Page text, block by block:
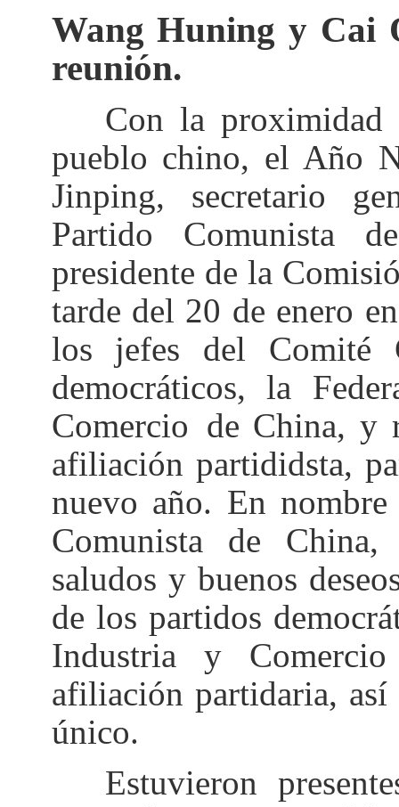
Wang Huning y Cai
reunión.
Con la proximidad
pueblo chino, el Año
Jinping, secretario
Partido Comunista
presidente de la
tarde del 20 de enero
los jefes del Comité
democráticos, la
Comercio de China, y
afiliación partididsta,
nuevo año. En
Comunista de
saludos y buenos
de los partidos
Industria y
afiliación partidaria,
único.
Estuvieron